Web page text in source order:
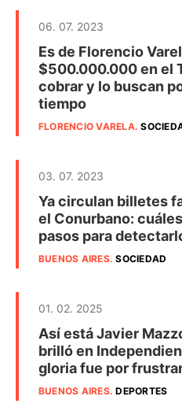
06. 07. 2023
Es de Florencio
$500.000.000 en el
cobrar y lo buscan
tiempo
FLORENCIO VARELA.
03. 07. 2023
Ya circulan billetes
el Conurbano:
pasos para
BUENOS AIRES.SOCIEDAD
01. 02. 2025
Así está Javier
brilló en
gloria fue por
BUENOS AIRES.DEPORTES